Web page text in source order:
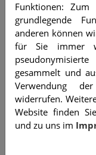
Funktionen:
grundlegende
anderen können
für Sie immer
gesammelt und
Verwendung
widerrufen.
Website finden
und zu uns im